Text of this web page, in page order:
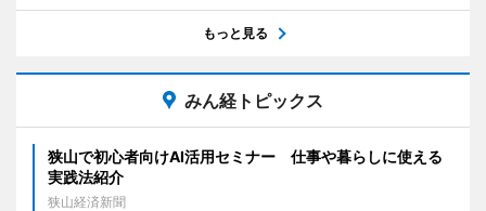
もっと見る
みん経トピックス
狭山で初心者向けAI活用セミナー 仕事や暮らしに使える
実践法紹介
狭山経済新聞